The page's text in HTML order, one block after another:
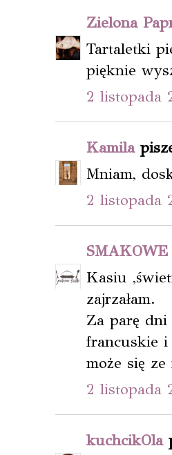
Zielona
Tartaletki
pięknie
2 listopada
Kamila
Mniam,
2 listopada
Kasiu
zajrzałam.
Za parę dni
francuskie i
może się
2 listopada
kuchcikOla